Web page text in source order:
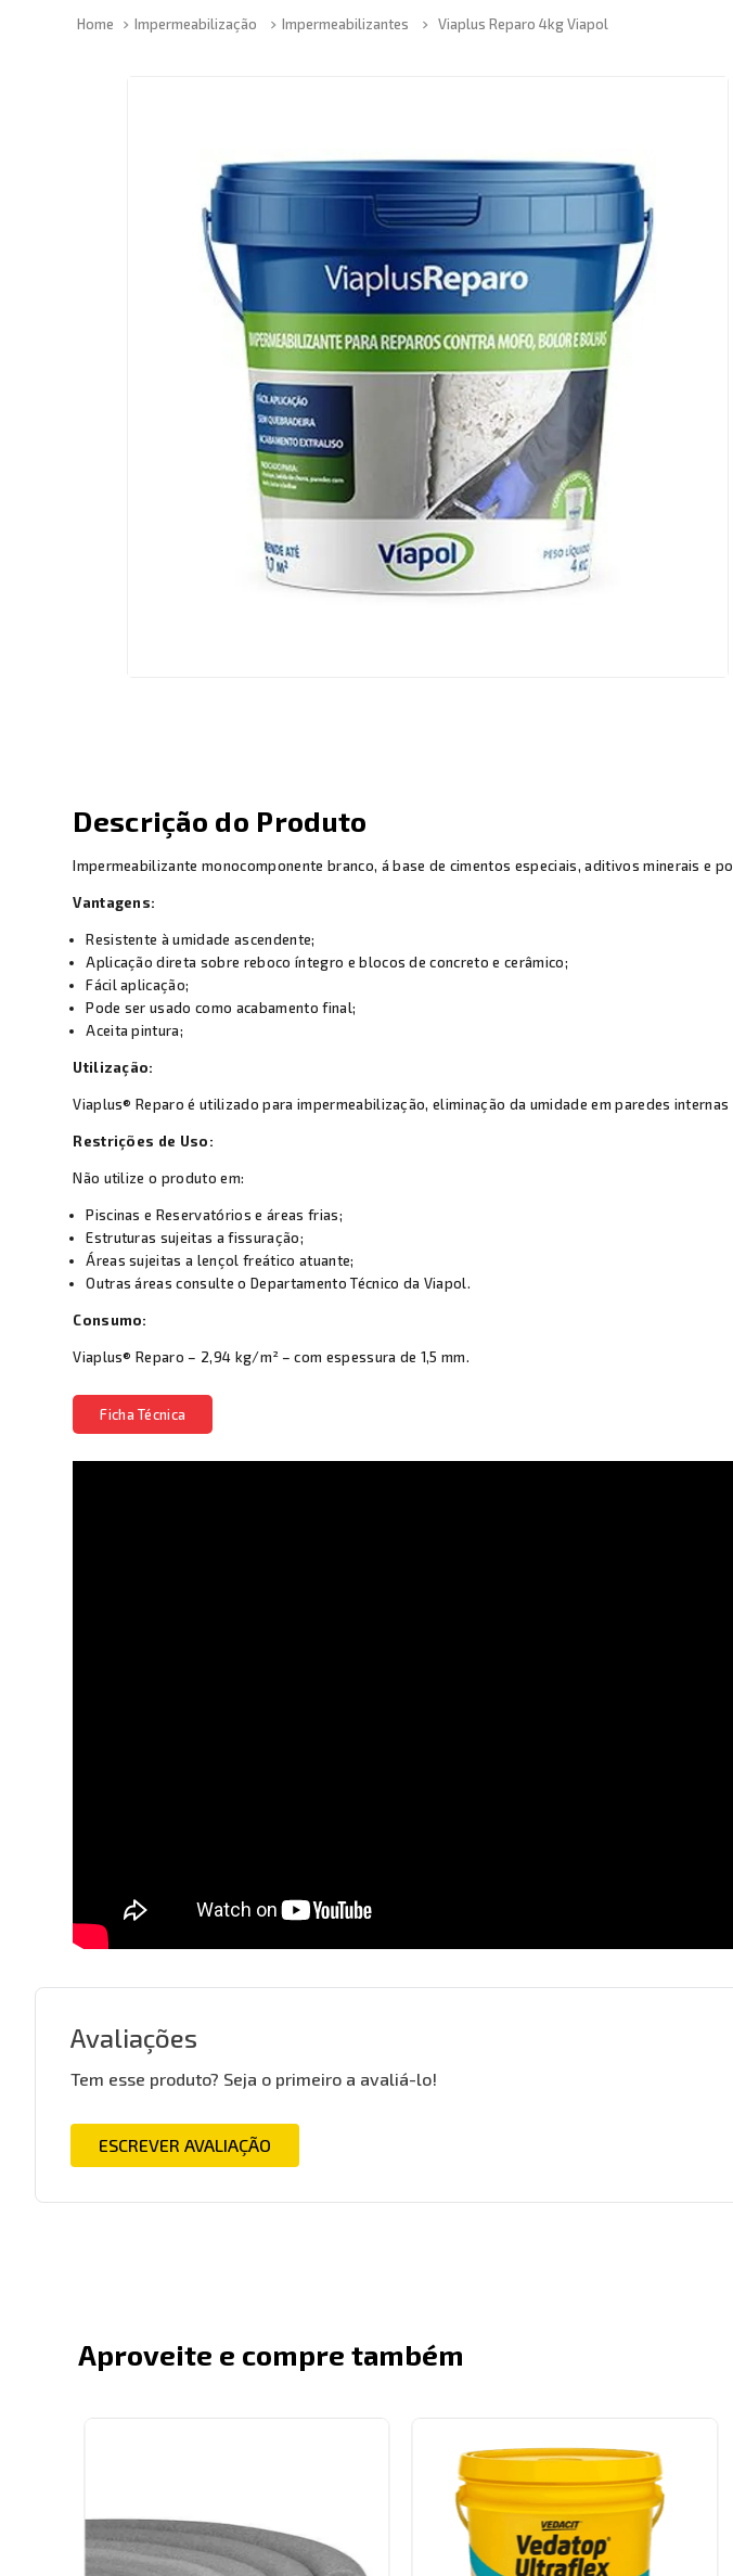
Impermeabilização Impermeabilizantes Viaplus Reparo 4kg Viapol
Descrição do Produto
Impermeabilizante monocomponente branco, á base de cimentos especiais, aditivos minerais e
Vantagens:
Resistente à umidade ascendente;
Aplicação direta sobre reboco íntegro e blocos de concreto e cerâmico;
Fácil aplicação;
Pode ser usado como acabamento final;
Aceita pintura;
Utilização:
Viaplus® Reparo é utilizado para impermeabilização, eliminação da umidade em paredes internas
Restrições de Uso:
Não utilize o produto em:
Piscinas e Reservatórios e áreas frias;
Estruturas sujeitas a fissuração;
Áreas sujeitas a lençol freático atuante;
Outras áreas consulte o Departamento Técnico da Viapol.
Consumo:
Viaplus® Reparo – 2,94 kg/m² – com espessura de 1,5 mm.
Ficha Técnica
Avaliações
Tem esse produto? Seja o primeiro a avaliá-lo!
ESCREVER AVALIAÇÃO
Aproveite e compre também